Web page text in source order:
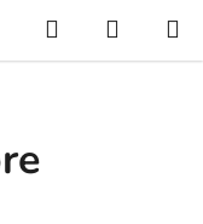
Hľadať
KOŠÍK